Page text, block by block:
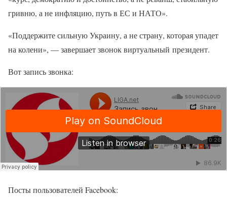
гривню, а не инфляцию, путь в ЕС и НАТО».
«Поддержите сильную Украину, а не страну, которая упадет
на колени», — завершает звонок виртуальный президент.
Вот запись звонка:
Посты пользователей Facebook: